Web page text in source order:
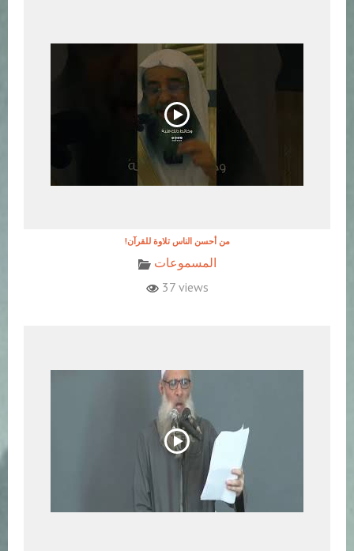
!من أحسن الناس تلاوة للقرآن
المسموعات
37 views